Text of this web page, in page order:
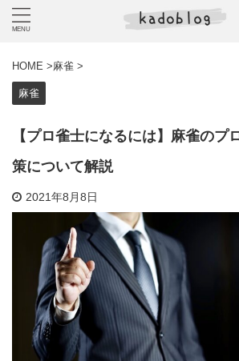
HOME >麻雀 >
麻雀
【プロ雀士になるには】麻雀のプ
策について解説
2021年8月8日